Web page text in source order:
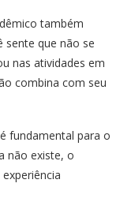
também
sente que não se
nas atividades em
combina com seu
fundamental para o
não existe, o